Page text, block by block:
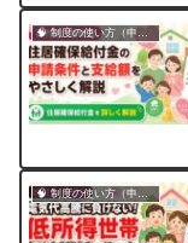
🧠 制度の使い方（申請・相談など）